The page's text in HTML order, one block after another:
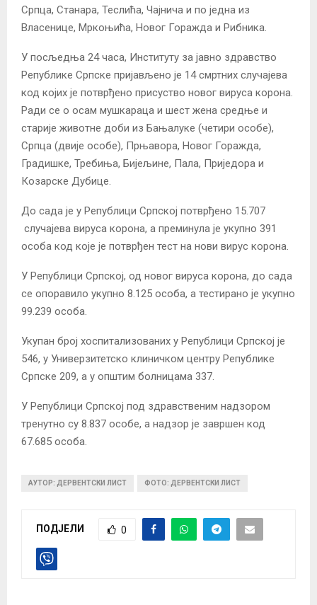
Српца, Станара, Теслића, Чајнича и по једна из
Власенице, Мркоњића, Новог Горажда и Рибника.
У посљедња 24 часа, Институту за јавно здравство
Републике Српске пријављено је 14 смртних случајева
код којих је потврђено присуство новог вируса корона.
Ради се о осам мушкараца и шест жена средње и
старије животне доби из Бањалуке (четири особе),
Српца (двије особе), Прњавора, Новог Горажда,
Градишке, Требиња, Бијељине, Пала, Приједора и
Козарске Дубице.
До сада је у Републици Српској потврђено 15.707
случајева вируса корона, а преминула је укупно 391
особа код које је потврђен тест на нови вирус корона.
У Републици Српској, од новог вируса корона, до сада
се опоравило укупно 8.125 особа, а тестирано је укупно
99.239 особа.
Укупан број хоспитализованих у Републици Српској је
546, у Универзитетско клиничком центру Републике
Српске 209, а у oпштим болницама 337.
У Републици Српској под здравственим надзором
тренутно су 8.837 особе, а надзор је завршен код
67.685 особа.
АУТОР: ДЕРВЕНТСКИ ЛИСТ ФОТО: ДЕРВЕНТСКИ ЛИСТ
ПОДЈЕЛИ 0